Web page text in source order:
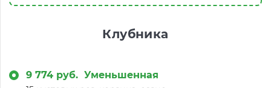
Клубника
9 774 руб. Уменьшенная